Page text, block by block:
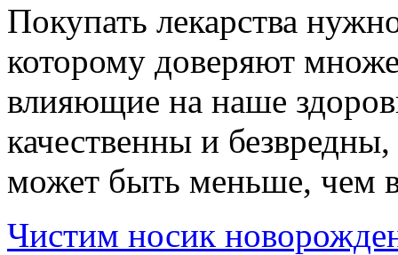
Покупать лекарства
которому доверяют
влияющие на наше
качественны и
может быть меньше, чем
Чистим носик